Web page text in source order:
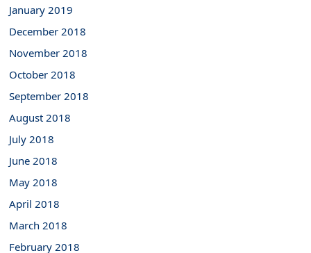
January 2019
December 2018
November 2018
October 2018
September 2018
August 2018
July 2018
June 2018
May 2018
April 2018
March 2018
February 2018